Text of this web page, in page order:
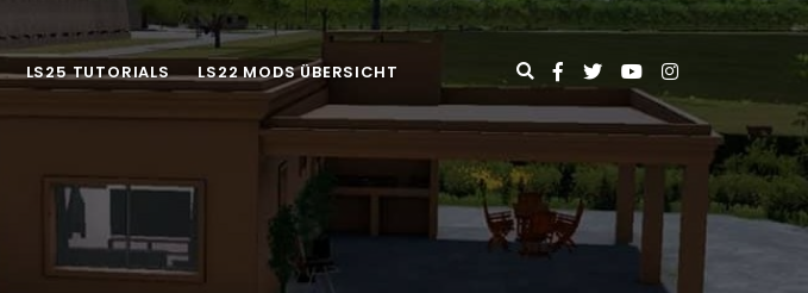
LS25 TUTORIALS LS22 MODS ÜBERSICHT